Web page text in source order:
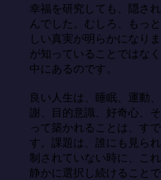
幸福を研究しても、隠さ
んでした。むしろ、もっ
しい真実が明らかになり
が知っていることではな
中にあるのです。
良い人生は、睡眠、運動
謝、目的意識、好奇心、
って築かれることは、す
す。課題は、誰にも見ら
制されていない時に、こ
静かに選択し続けることで